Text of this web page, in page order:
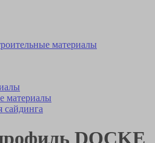
материалы
материалы
DOCKE